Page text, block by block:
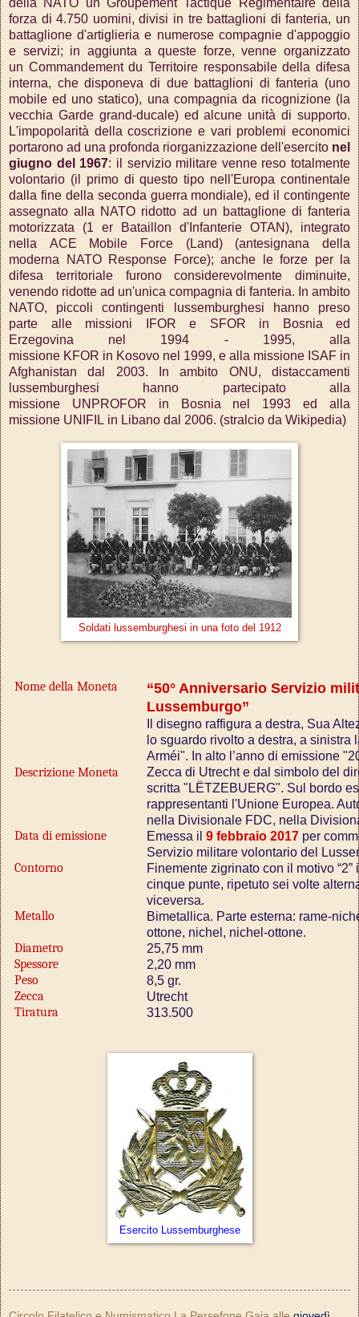
della NATO un Groupement Tactique Régimentaire della
forza di 4.750 uomini, divisi in tre battaglioni di fanteria, un
battaglione d'artiglieria e numerose compagnie d'appoggio
e servizi; in aggiunta a queste forze, venne organizzato
un Commandement du Territoire responsabile della difesa
interna, che disponeva di due battaglioni di fanteria (uno
mobile ed uno statico), una compagnia da ricognizione (la
vecchia Garde grand-ducale) ed alcune unità di supporto.
L'impopolarità della coscrizione e vari problemi economici
portarono ad una profonda riorganizzazione dell'esercito nel
giugno del 1967: il servizio militare venne reso totalmente
volontario (il primo di questo tipo nell'Europa continentale
dalla fine della seconda guerra mondiale), ed il contingente
assegnato alla NATO ridotto ad un battaglione di fanteria
motorizzata (1 er Bataillon d'Infanterie OTAN), integrato
nella ACE Mobile Force (Land) (antesignana della
moderna NATO Response Force); anche le forze per la
difesa territoriale furono considerevolmente diminuite,
venendo ridotte ad un'unica compagnia di fanteria. In ambito
NATO, piccoli contingenti lussemburghesi hanno preso
parte alle missioni IFOR e SFOR in Bosnia ed
Erzegovina nel 1994 - 1995, alla
missione KFOR in Kosovo nel 1999, e alla missione ISAF in
Afghanistan dal 2003. In ambito ONU, distaccamenti
lussemburghesi hanno partecipato alla
missione UNPROFOR in Bosnia nel 1993 ed alla
missione UNIFIL in Libano dal 2006. (stralcio da Wikipedia)
Soldati lussemburghesi in una foto del 1912
Nome della Moneta
“50° Anniversario Servizio
Lussemburgo”
Descrizione Moneta
Il disegno raffigura a destra, Sua
lo sguardo rivolto a destra, a
Arméi". In alto l’anno di emissione
Zecca di Utrecht e dal simbolo del
scritta "LËTZEBUERG". Sul bordo
rappresentanti l'Unione Europea.
nella Divisionale FDC, nella
Data di emissione Emessa il9 febbraio 2017 per
Servizio militare volontario del
Contorno
Finemente zigrinato con il motivo
cinque punte, ripetuto sei volte
viceversa.
Metallo
Bimetallica. Parte esterna: rame-
ottone, nichel, nichel-ottone.
Diametro 25,75 mm
Spessore 2,20 mm
Peso 8,5 gr.
Zecca Utrecht
Tiratura 313.500
Esercito Lussemburghese